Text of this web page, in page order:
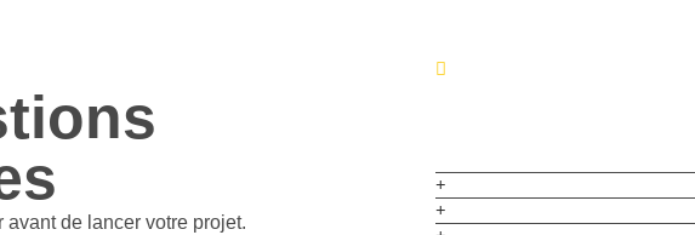
de lancer votre projet.